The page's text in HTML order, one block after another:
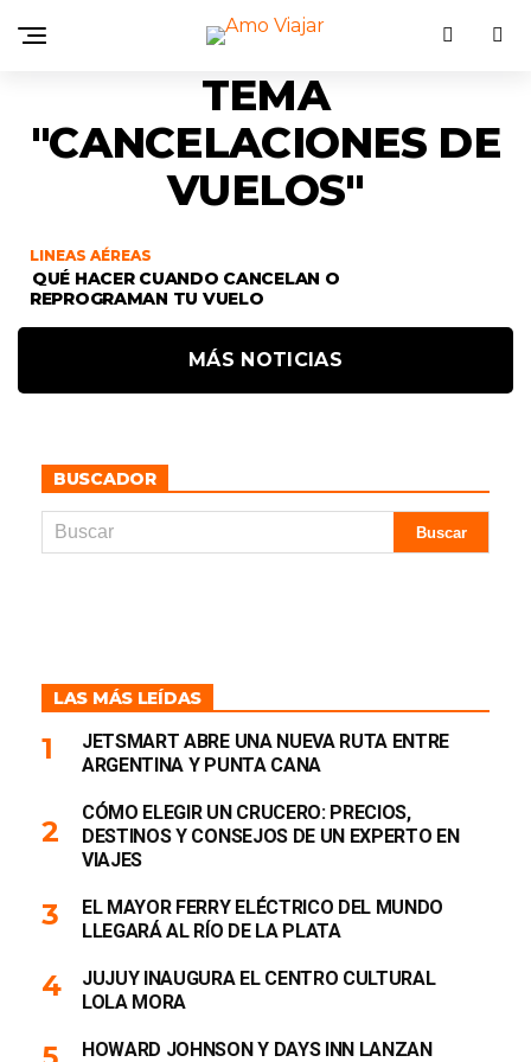
TEMA
"CANCELACIONES DE
VUELOS"
LINEAS AÉREAS
QUÉ HACER CUANDO CANCELAN O
REPROGRAMAN TU VUELO
MÁS NOTICIAS
BUSCADOR
LAS MÁS LEÍDAS
JETSMART ABRE UNA NUEVA RUTA ENTRE
ARGENTINA Y PUNTA CANA
CÓMO ELEGIR UN CRUCERO: PRECIOS,
DESTINOS Y CONSEJOS DE UN EXPERTO EN
VIAJES
EL MAYOR FERRY ELÉCTRICO DEL MUNDO
LLEGARÁ AL RÍO DE LA PLATA
JUJUY INAUGURA EL CENTRO CULTURAL
LOLA MORA
HOWARD JOHNSON Y DAYS INN LANZAN